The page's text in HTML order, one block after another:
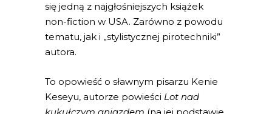
się jedną z najgłośniejszych książek
non-fiction w USA. Zarówno z powodu
tematu, jak i „stylistycznej pirotechniki”
autora.
To opowieść o sławnym pisarzu Kenie
Keseyu, autorze powieści Lot nad